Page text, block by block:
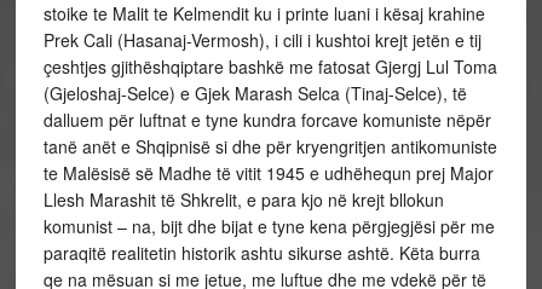
stoike te Malit te Kelmendit ku i printe luani i kësaj krahine
Prek Cali (Hasanaj-Vermosh), i cili i kushtoi krejt jetën e tij
çeshtjes gjithëshqiptare bashkë me fatosat Gjergj Lul Toma
(Gjeloshaj-Selce) e Gjek Marash Selca (Tinaj-Selce), të
dalluem për luftnat e tyne kundra forcave komuniste nëpër
tanë anët e Shqipnisë si dhe për kryengritjen antikomuniste
te Malësisë së Madhe të vitit 1945 e udhëhequn prej Major
Llesh Marashit të Shkrelit, e para kjo në krejt bllokun
komunist – na, bijt dhe bijat e tyne kena përgjegjësi për me
paraqitë realitetin historik ashtu sikurse ashtë. Këta burra
qe na mësuan si me jetue, me luftue dhe me vdekë për të